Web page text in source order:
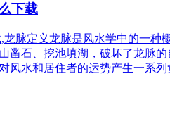
下载
脉定义龙脉是风水学中的一
凿石、挖池填湖，破坏了龙脉
风水和居住者的运势产生一系